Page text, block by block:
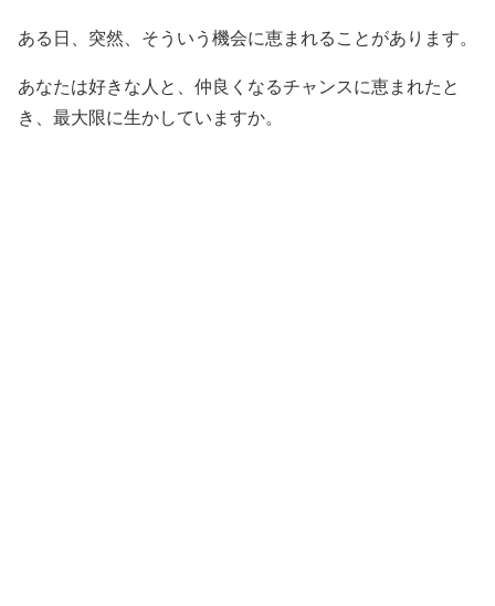
ある日、突然、そういう機会に恵まれることがあります。
あなたは好きな人と、仲良くなるチャンスに恵まれたと
き、最大限に生かしていますか。